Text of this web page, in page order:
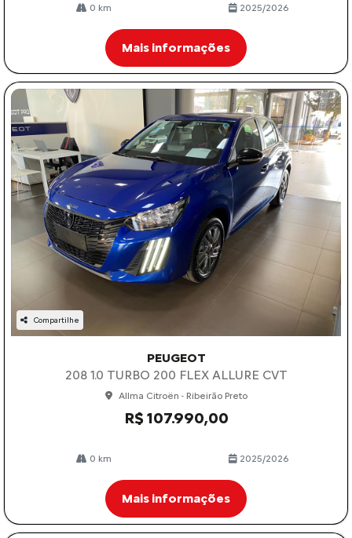
0 km 2025/2026
Mais informações
Compartilhe
PEUGEOT
208 1.0 TURBO 200 FLEX ALLURE CVT
Allma Citroën - Ribeirão Preto
R$ 107.990,00
0 km 2025/2026
Mais informações